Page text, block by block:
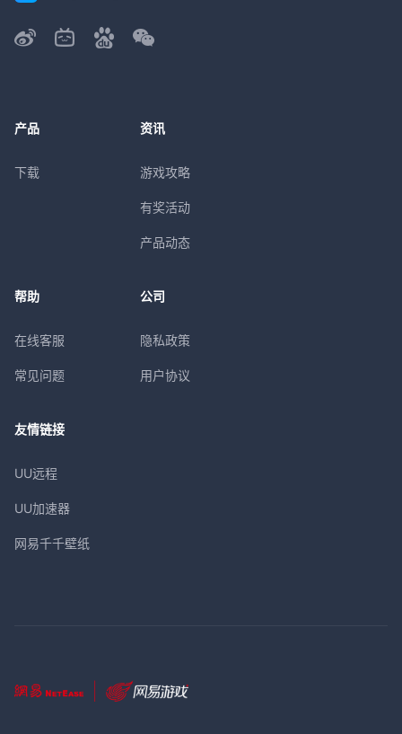
产品
下载
资讯
游戏攻略
有奖活动
产品动态
帮助
在线客服
常见问题
公司
隐私政策
用户协议
友情链接
UU远程
UU加速器
网易千千壁纸